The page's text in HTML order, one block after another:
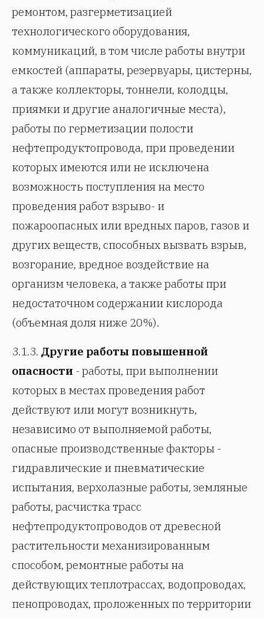
ремонтом, разгерметизацией
технологического оборудования,
коммуникаций, в том числе работы внутри
емкостей (аппараты, резервуары, цистерны,
а также коллекторы, тоннели, колодцы,
приямки и другие аналогичные места),
работы по герметизации полости
нефтепродуктопровода, при проведении
которых имеются или не исключена
возможность поступления на место
проведения работ взрыво- и
пожароопасных или вредных паров, газов и
других веществ, способных вызвать взрыв,
возгорание, вредное воздействие на
организм человека, а также работы при
недостаточном содержании кислорода
(объемная доля ниже 20%).
3.1.3. Другие работы повышенной
опасности - работы, при выполнении
которых в местах проведения работ
действуют или могут возникнуть,
независимо от выполняемой работы,
опасные производственные факторы -
гидравлические и пневматические
испытания, верхолазные работы, земляные
работы, расчистка трасс
нефтепродуктопроводов от древесной
растительности механизированным
способом, ремонтные работы на
действующих теплотрассах, водопроводах,
пенопроводах, проложенных по территории